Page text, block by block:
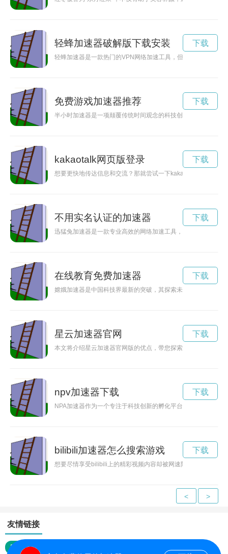
轻蜂加速器破解版下载安装
轻蜂加速器是一款热门的VPN网络加速工具，但是有些用户希
下载
免费游戏加速器推荐
半小时加速器是一项颠覆传统时间观念的科技创新，让人们能
下载
kakaotalk网页版登录
想要更快地传达信息和交流？那就尝试一下kakaotalk加速器吧
下载
不用实名认证的加速器
迅猛兔加速器是一款专业高效的网络加速工具，能够帮助用户
下载
在线教育免费加速器
嫦娥加速器是中国科技界最新的突破，其探索未知领域的能力
下载
星云加速器官网
本文将介绍星云加速器官网版的优点，带您探索未知的星云世界
下载
npv加速器下载
NPA加速器作为一个专注于科技创新的孵化平台，为创业公司
下载
bilibili加速器怎么搜索游戏
想要尽情享受bilibili上的精彩视频内容却被网速限制？bilibili加
下载
< >
友情链接
网站地图